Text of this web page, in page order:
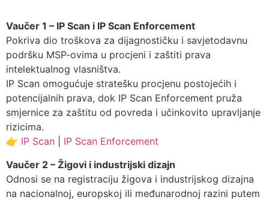
Vaučer 1 – IP Scan i IP Scan Enforcement
Pokriva dio troškova za dijagnostičku i savjetodavnu
podršku MSP-ovima u procjeni i zaštiti prava
intelektualnog vlasništva.
IP Scan omogućuje stratešku procjenu postojećih i
potencijalnih prava, dok IP Scan Enforcement pruža
smjernice za zaštitu od povreda i učinkovito upravljanje
rizicima.
👉 IP Scan
IP Scan Enforcement
Vaučer 2 – Žigovi i industrijski dizajn
Odnosi se na registraciju žigova i industrijskog dizajna
na nacionalnoj, europskoj ili međunarodnoj razini putem